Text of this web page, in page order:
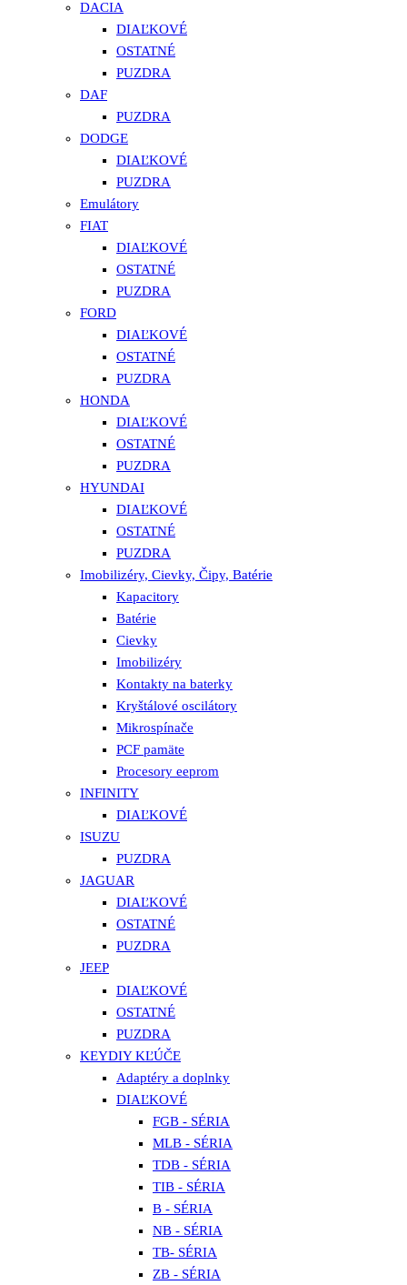
DACIA
DIAĽKOVÉ
OSTATNÉ
PUZDRA
DAF
PUZDRA
DODGE
DIAĽKOVÉ
PUZDRA
Emulátory
FIAT
DIAĽKOVÉ
OSTATNÉ
PUZDRA
FORD
DIAĽKOVÉ
OSTATNÉ
PUZDRA
HONDA
DIAĽKOVÉ
OSTATNÉ
PUZDRA
HYUNDAI
DIAĽKOVÉ
OSTATNÉ
PUZDRA
Imobilizéry, Cievky, Čipy, Batérie
Kapacitory
Batérie
Cievky
Imobilizéry
Kontakty na baterky
Kryštálové oscilátory
Mikrospínače
PCF pamäte
Procesory eeprom
INFINITY
DIAĽKOVÉ
ISUZU
PUZDRA
JAGUAR
DIAĽKOVÉ
OSTATNÉ
PUZDRA
JEEP
DIAĽKOVÉ
OSTATNÉ
PUZDRA
KEYDIY KĽÚČE
Adaptéry a doplnky
DIAĽKOVÉ
FGB - SÉRIA
MLB - SÉRIA
TDB - SÉRIA
TIB - SÉRIA
B - SÉRIA
NB - SÉRIA
TB- SÉRIA
ZB - SÉRIA